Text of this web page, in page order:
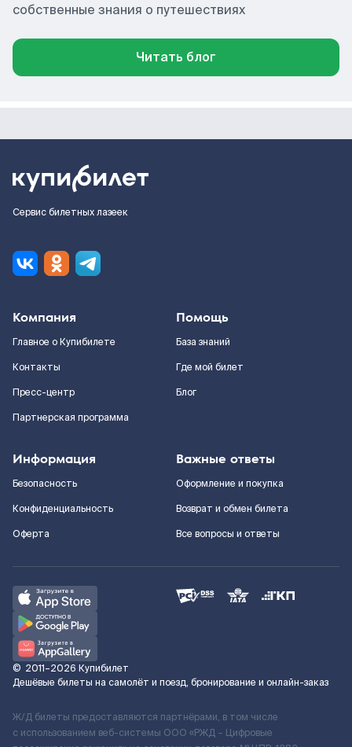
собственные знания о путешествиях
Читать блог
Сервис билетных лазеек
Компания
Главное о Купибилете
Контакты
Пресс-центр
Партнерская программа
Помощь
База знаний
Где мой билет
Блог
Информация
Безопасность
Конфиденциальность
Оферта
Важные ответы
Оформление и покупка
Возврат и обмен билета
Все вопросы и ответы
© 2011–2026 Купибилет
Дешёвые билеты на самолёт и поезд, бронирование и онлайн-заказ
Ж/Д билеты предоставляются партнёрами, в том числе
с использованием веб-системы ООО «РЖД – Цифровые